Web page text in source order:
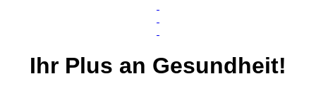
Ihr Plus an Gesundheit!